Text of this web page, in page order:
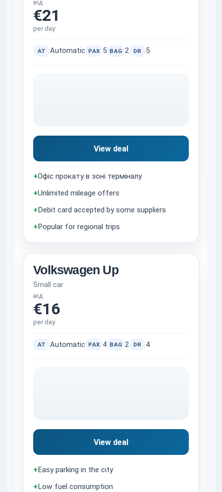
від
€21
per day
AT Automatic PAX 5 BAG 2 DR 5
View deal
+Офіс прокату в зоні терміналу
+Unlimited mileage offers
+Debit card accepted by some suppliers
+Popular for regional trips
Volkswagen Up
Small car
від
€16
per day
AT Automatic PAX 4 BAG 2 DR 4
View deal
+ Easy parking in the city
+ Low fuel consumption